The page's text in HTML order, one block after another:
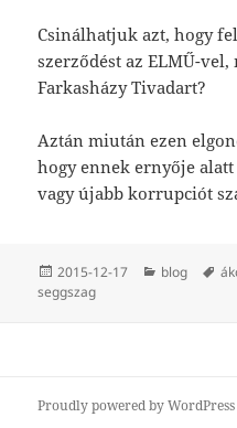
Csinálhatjuk azt, hogy
szerződést az ELMŰ-vel,
Farkasházy Tivadart?
Aztán miután ezen
hogy ennek ernyője
vagy újabb korrupciót
Közzétéve
2015-12-17 Kategória
blog
seggszag
Proudly powered by WordPress